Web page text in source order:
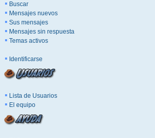
Buscar
Mensajes nuevos
Sus mensajes
Mensajes sin respuesta
Temas activos
Identificarse
Lista de Usuarios
El equipo